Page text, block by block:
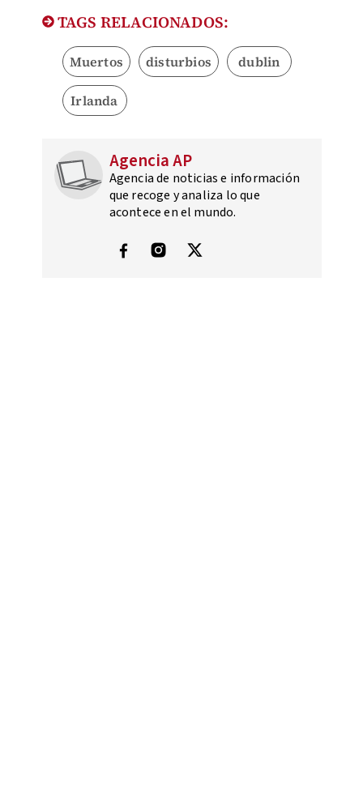
TAGS RELACIONADOS:
Muertos disturbios dublin
Irlanda
Agencia AP
Agencia de noticias e información
que recoge y analiza lo que
acontece en el mundo.